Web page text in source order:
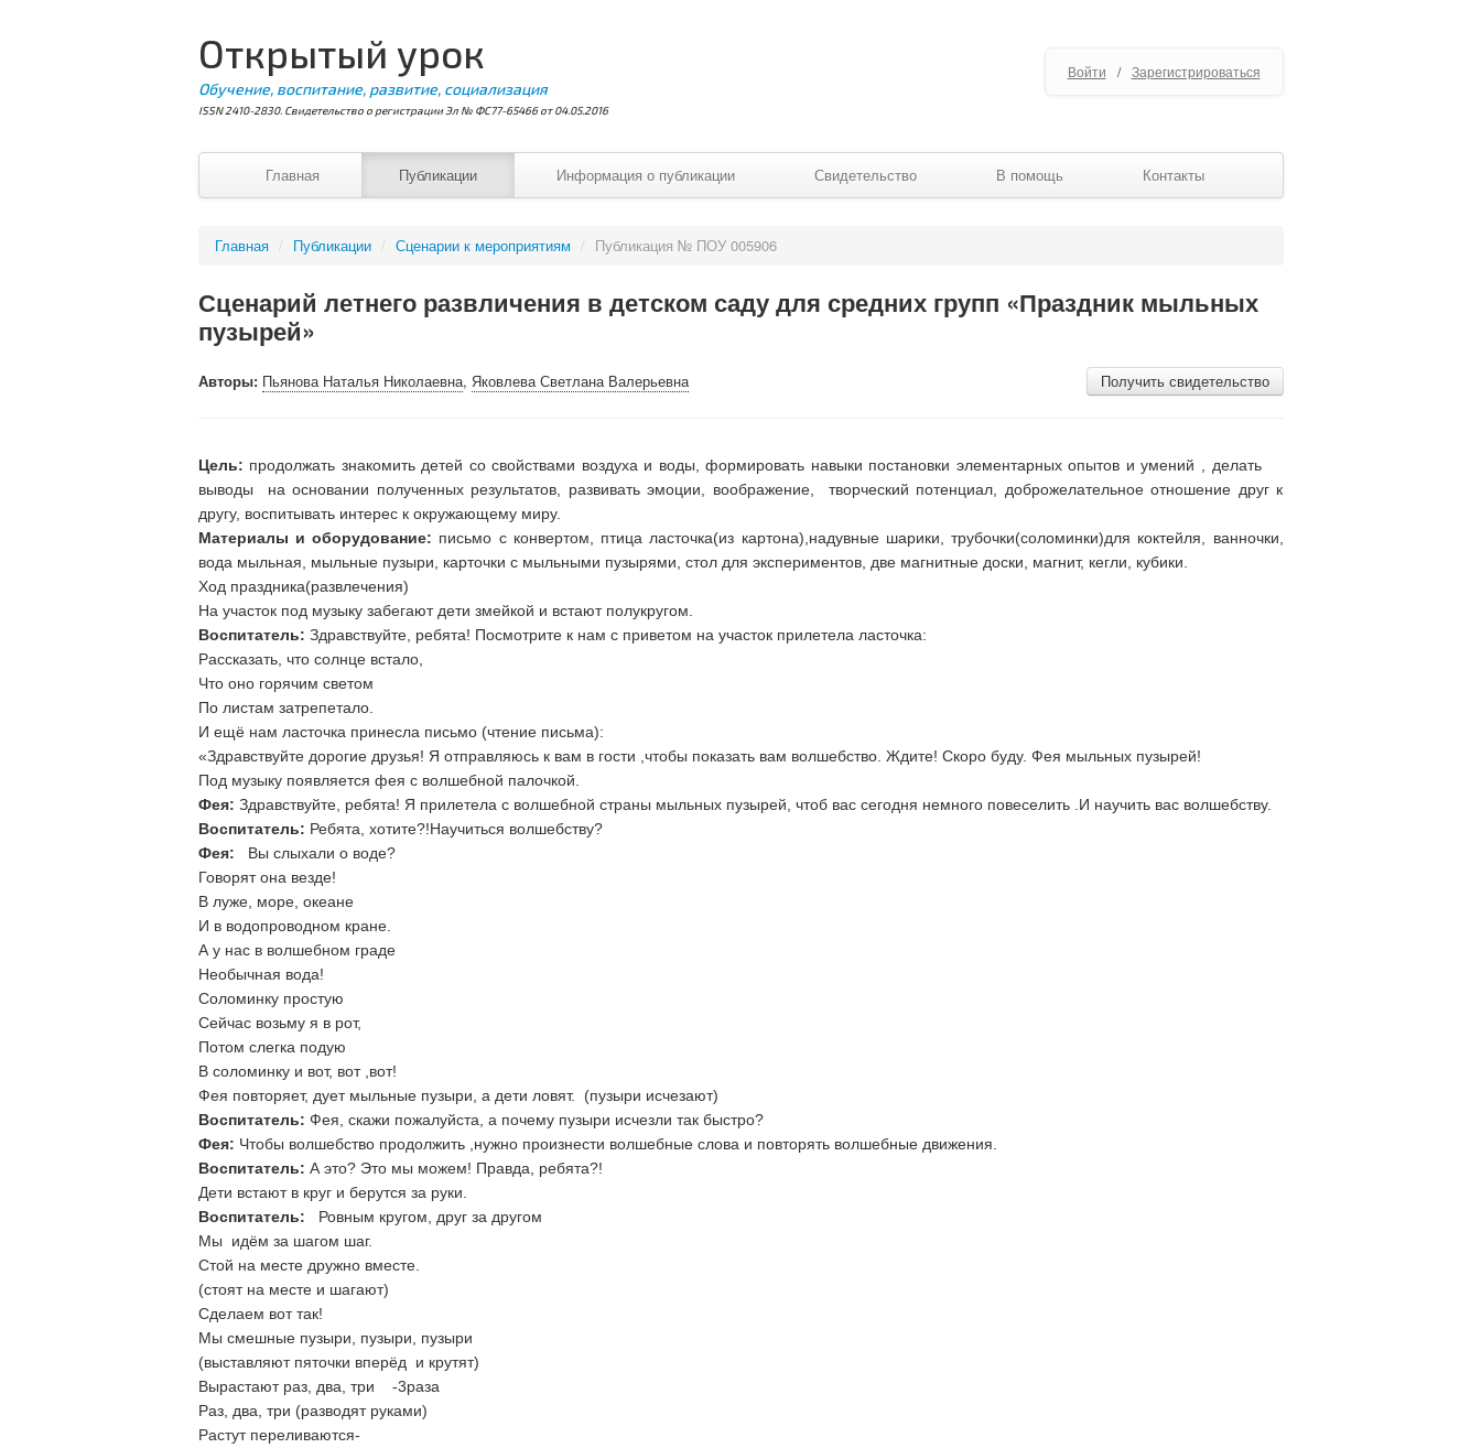
Открытый урок
Обучение, воспитание, развитие, социализация
ISSN 2410-2830. Свидетельство о регистрации Эл № ФС77-65466 от 04.05.2016
Войти / Зарегистрироваться
Главная Публикации Информация о публикации Свидетельство В помощь Контакты
Главная / Публикации / Сценарии к мероприятиям / Публикация № ПОУ 005906
Сценарий летнего развличения в детском саду для средних групп «Праздник мыльных
пузырей»
Получить свидетельство
Авторы: Пьянова Наталья Николаевна, Яковлева Светлана Валерьевна
Цель: продолжать знакомить детей со свойствами воздуха и воды, формировать навыки постановки элементарных опытов и умений , делать
выводы на основании полученных результатов, развивать эмоции, воображение, творческий потенциал, доброжелательное отношение друг к
другу, воспитывать интерес к окружающему миру.
Материалы и оборудование: письмо с конвертом, птица ласточка(из картона),надувные шарики, трубочки(соломинки)для коктейля, ванночки,
вода мыльная, мыльные пузыри, карточки с мыльными пузырями, стол для экспериментов, две магнитные доски, магнит, кегли, кубики.
Ход праздника(развлечения)
На участок под музыку забегают дети змейкой и встают полукругом.
Воспитатель: Здравствуйте, ребята! Посмотрите к нам с приветом на участок прилетела ласточка:
Рассказать, что солнце встало,
Что оно горячим светом
По листам затрепетало.
И ещё нам ласточка принесла письмо (чтение письма):
«Здравствуйте дорогие друзья! Я отправляюсь к вам в гости ,чтобы показать вам волшебство. Ждите! Скоро буду. Фея мыльных пузырей!
Под музыку появляется фея с волшебной палочкой.
Фея: Здравствуйте, ребята! Я прилетела с волшебной страны мыльных пузырей, чтоб вас сегодня немного повеселить .И научить вас волшебству.
Воспитатель: Ребята, хотите?!Научиться волшебству?
Фея: Вы слыхали о воде?
Говорят она везде!
В луже, море, океане
И в водопроводном кране.
А у нас в волшебном граде
Необычная вода!
Соломинку простую
Сейчас возьму я в рот,
Потом слегка подую
В соломинку и вот, вот ,вот!
Фея повторяет, дует мыльные пузыри, а дети ловят. (пузыри исчезают)
Воспитатель: Фея, скажи пожалуйста, а почему пузыри исчезли так быстро?
Фея: Чтобы волшебство продолжить ,нужно произнести волшебные слова и повторять волшебные движения.
Воспитатель: А это? Это мы можем! Правда, ребята?!
Дети встают в круг и берутся за руки.
Воспитатель: Ровным кругом, друг за другом
Мы идём за шагом шаг.
Стой на месте дружно вместе.
(стоят на месте и шагают)
Сделаем вот так!
Мы смешные пузыри, пузыри, пузыри
(выставляют пяточки вперёд и крутят)
Вырастают раз, два, три -3раза
Раз, два, три (разводят руками)
Растут переливаются-